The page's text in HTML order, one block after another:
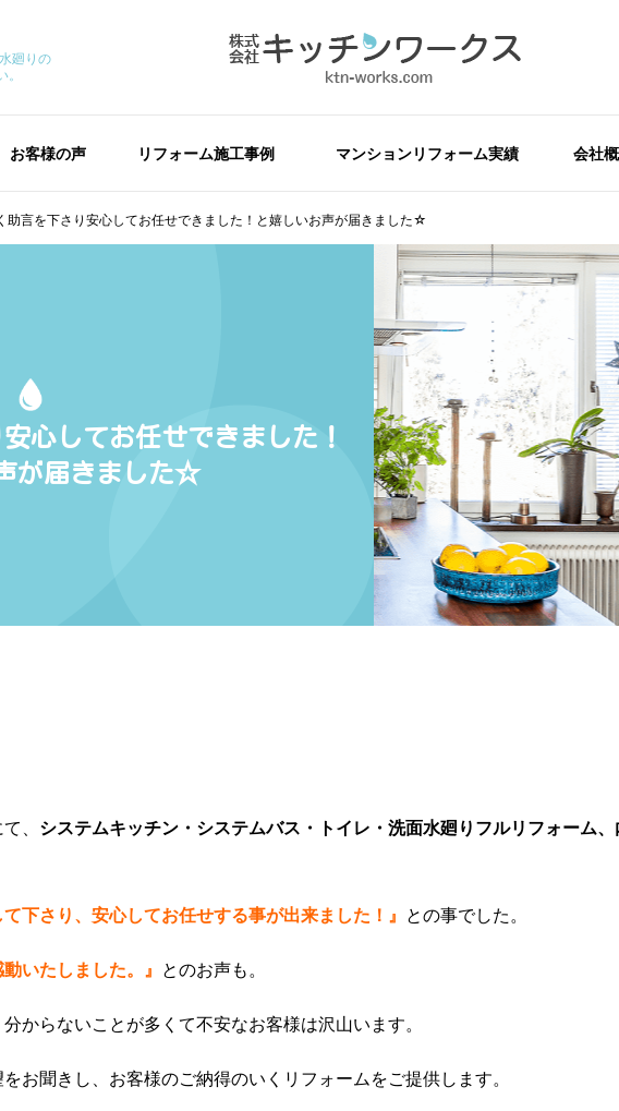
廻りの
お客様の声 リフォーム施工事例 マンションリフォーム実績 会社
助言を下さり安心してお任せできました！と嬉しいお声が届きました☆
心してお任せできました！
が届きました☆
、 システムキッチン・システムバス・トイレ・洗面水廻りフルリフォーム
て下さり、安心してお任せする事が出来ました！』 との事でした。
いたしました。』 とのお声も。
からないことが多くて不安なお客様は沢山います。
お聞きし、お客様のご納得のいくリフォームをご提供します。